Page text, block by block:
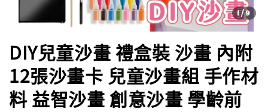
1/9
DIY兒童沙畫 禮盒裝 沙畫 內附
12張沙畫卡 兒童沙畫組 手作材
料 益智沙畫 創意沙畫 學齡前